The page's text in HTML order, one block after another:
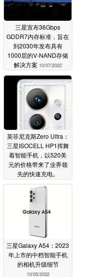
三星宣布36Gbps
GDDR7内存标准，旨在
到2030年发布具有
1000层的V-NAND存储
解决方案 10/07/2022
英菲尼克斯Zero Ultra：
三星ISOCELL HP1挥舞
着智能手机，以520美
元的价格带来了业界领
先的快速充电。
三星Galaxy A54：2023
年上市的中档智能手机
的相机升级细节
10/05/2022